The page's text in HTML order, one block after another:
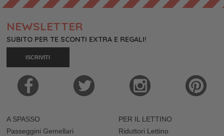
NEWSLETTER
SUBITO PER TE SCONTI EXTRA E REGALI!
ISCRIVITI
A SPASSO
Passeggini Gemellari
PER IL LETTINO
Riduttori Lettino